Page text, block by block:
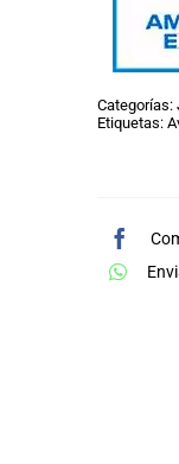
Categorías:
Etiquetas: